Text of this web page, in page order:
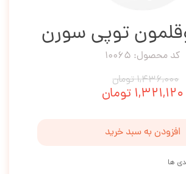
توپی سورن
کد محصول: 10065
۱,۴۳۶,۰۰۰ تومان
۱,۳۲۱,۱۲۰ تومان
افزودن به سبد خرید
ها